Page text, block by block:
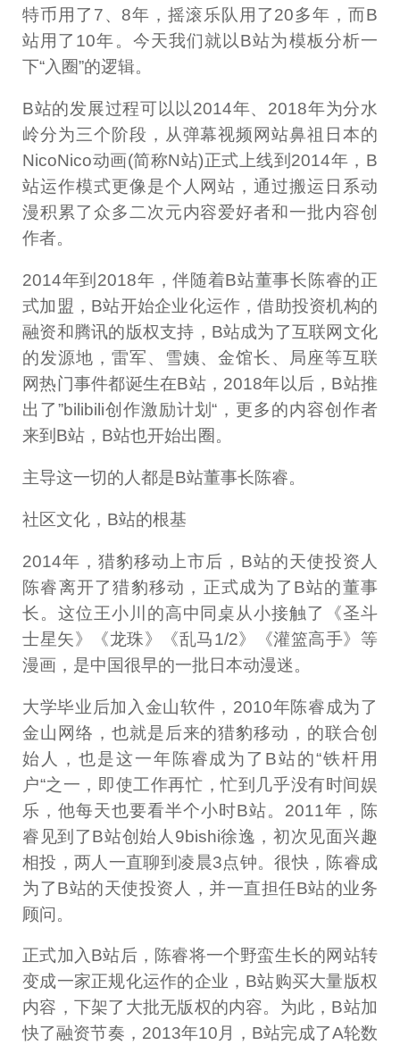
特币用了7、8年，摇滚乐队用了20多年，而B
站用了10年。今天我们就以B站为模板分析一
下“入圈”的逻辑。
B站的发展过程可以以2014年、2018年为分水
岭分为三个阶段，从弹幕视频网站鼻祖日本的
NicoNico动画(简称N站)正式上线到2014年，B
站运作模式更像是个人网站，通过搬运日系动
漫积累了众多二次元内容爱好者和一批内容创
作者。
2014年到2018年，伴随着B站董事长陈睿的正
式加盟，B站开始企业化运作，借助投资机构的
融资和腾讯的版权支持，B站成为了互联网文化
的发源地，雷军、雪姨、金馆长、局座等互联
网热门事件都诞生在B站，2018年以后，B站推
出了”bilibili创作激励计划“，更多的内容创作者
来到B站，B站也开始出圈。
主导这一切的人都是B站董事长陈睿。
社区文化，B站的根基
2014年，猎豹移动上市后，B站的天使投资人
陈睿离开了猎豹移动，正式成为了B站的董事
长。这位王小川的高中同桌从小接触了《圣斗
士星矢》《龙珠》《乱马1/2》《灌篮高手》等
漫画，是中国很早的一批日本动漫迷。
大学毕业后加入金山软件，2010年陈睿成为了
金山网络，也就是后来的猎豹移动，的联合创
始人，也是这一年陈睿成为了B站的“铁杆用
户“之一，即使工作再忙，忙到几乎没有时间娱
乐，他每天也要看半个小时B站。2011年，陈
睿见到了B站创始人9bishi徐逸，初次见面兴趣
相投，两人一直聊到凌晨3点钟。很快，陈睿成
为了B站的天使投资人，并一直担任B站的业务
顾问。
正式加入B站后，陈睿将一个野蛮生长的网站转
变成一家正规化运作的企业，B站购买大量版权
内容，下架了大批无版权的内容。为此，B站加
快了融资节奏，2013年10月，B站完成了A轮数